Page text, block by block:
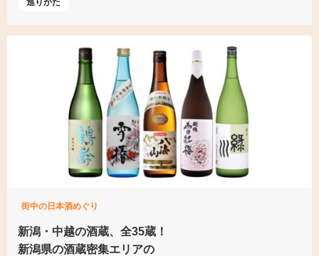
街中の日本酒めぐり
新潟・中越の酒蔵、全35蔵！
新潟県の酒蔵密集エリアの